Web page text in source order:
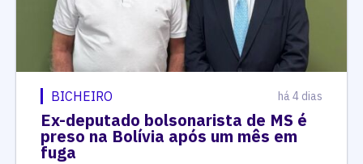
BICHEIRO há 4 dias
Ex-deputado bolsonarista de MS é
preso na Bolívia após um mês em
fuga